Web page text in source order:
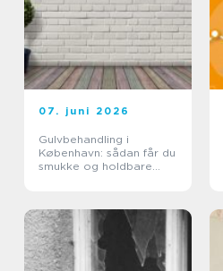
07. juni 2026
Gulvbehandling i
København: sådan får du
smukke og holdbare